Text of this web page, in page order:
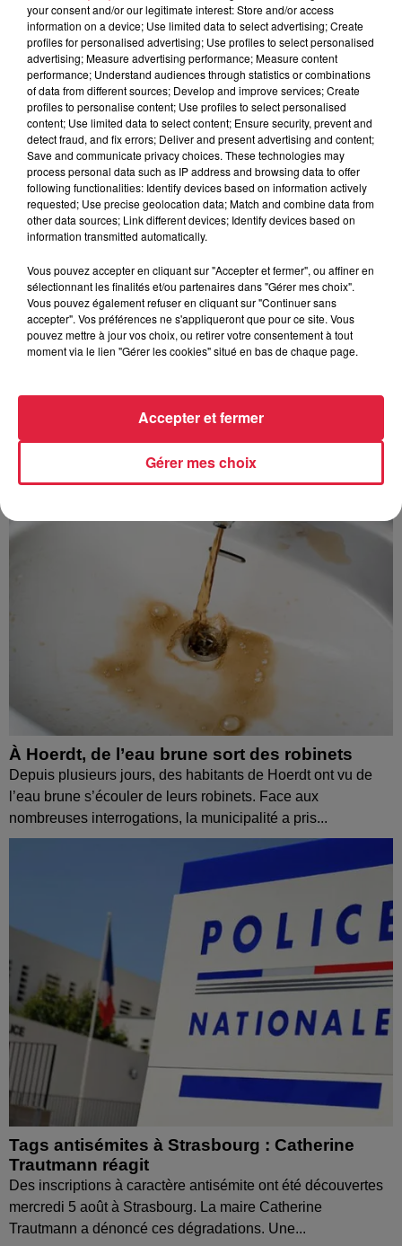
À Hoerdt, de l’eau brune sort des
robinets
6 août 2026
Tags antisémites à Strasbourg :
Catherine Trautmann réagit
6 août 2026
avec les flamants rouges
À découvrir également
À Hoerdt, de l’eau brune sort des robinets
Depuis plusieurs jours, des habitants de Hoerdt ont vu de
l’eau brune s’écouler de leurs robinets. Face aux
nombreuses interrogations, la municipalité a pris...
Tags antisémites à Strasbourg : Catherine
Trautmann réagit
Des inscriptions à caractère antisémite ont été découvertes
mercredi 5 août à Strasbourg. La maire Catherine
Trautmann a dénoncé ces dégradations. Une...
your consent and/or our legitimate interest: Store and/or access
information on a device; Use limited data to select advertising; Create
profiles for personalised advertising; Use profiles to select personalised
advertising; Measure advertising performance; Measure content
performance; Understand audiences through statistics or combinations
of data from different sources; Develop and improve services; Create
profiles to personalise content; Use profiles to select personalised
content; Use limited data to select content; Ensure security, prevent and
detect fraud, and fix errors; Deliver and present advertising and content;
Save and communicate privacy choices. These technologies may
process personal data such as IP address and browsing data to offer
following functionalities: Identify devices based on information actively
requested; Use precise geolocation data; Match and combine data from
other data sources; Link different devices; Identify devices based on
information transmitted automatically.
Vous pouvez accepter en cliquant sur "Accepter et fermer", ou affiner en
sélectionnant les finalités et/ou partenaires dans "Gérer mes choix".
Vous pouvez également refuser en cliquant sur "Continuer sans
accepter". Vos préférences ne s'appliqueront que pour ce site. Vous
pouvez mettre à jour vos choix, ou retirer votre consentement à tout
moment via le lien "Gérer les cookies" situé en bas de chaque page.
Gérer mes choix
Accepter et fermer